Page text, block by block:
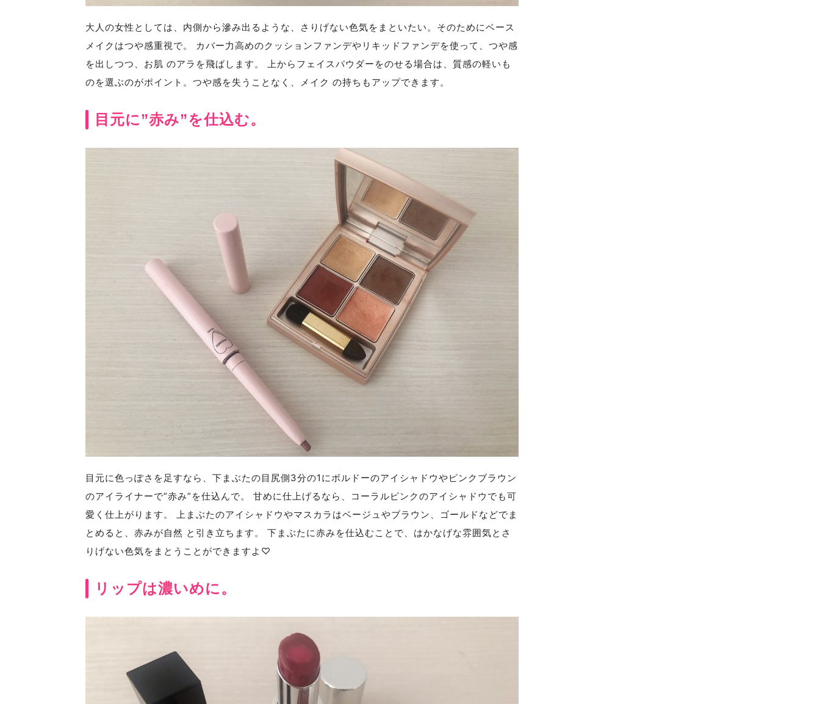
大人の女性としては、内側から滲み出るような、さりげない色気をまといたい。そのためにベース
メイクはつや感重視で。 カバー力高めのクッションファンデやリキッドファンデを使って、つや感
を出しつつ、お肌 のアラを飛ばします。 上からフェイスパウダーをのせる場合は、質感の軽いも
のを選ぶのがポイント。つや感を失うことなく、メイク の持ちもアップできます。
目元に”赤み”を仕込む。
目元に色っぽさを足すなら、下まぶたの目尻側3分の1にボルドーのアイシャドウやピンクブラウン
のアイライナーで”赤み”を仕込んで。 甘めに仕上げるなら、コーラルピンクのアイシャドウでも可
愛く仕上がります。 上まぶたのアイシャドウやマスカラはベージュやブラウン、ゴールドなどでま
とめると、赤みが自然 と引き立ちます。 下まぶたに赤みを仕込むことで、はかなげな雰囲気とさ
りげない色気をまとうことができますよ♡
リップは濃いめに。